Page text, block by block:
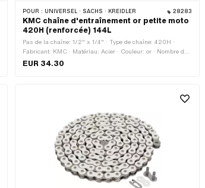
POUR : UNIVERSEL · SACHS · KREIDLER 28283
KMC chaîne d'entraînement or petite moto
420H (renforcée) 144L
Pas de la chaîne: 1/2" x 1/4" · Type de chaîne: 420H ·
Fabricant: KMC · Matériau: Acier · Couleur: or · Nombre de
maillons: 144 pcs · Circonférence de roulement: 1829 mm ·
EUR 34.30